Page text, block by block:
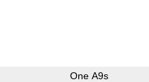
One A9s